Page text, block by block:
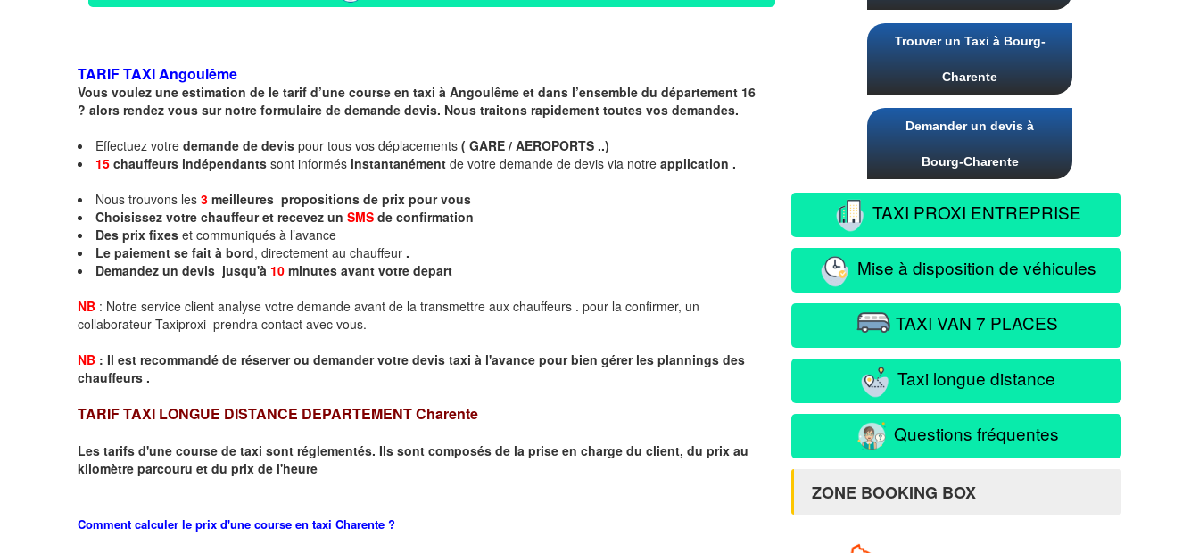
TARIF TAXI Angoulême
Vous voulez une estimation de le tarif d’une course en taxi à Angoulême et dans l’ensemble du département 16
? alors rendez vous sur notre formulaire de demande devis. Nous traitons rapidement toutes vos demandes.
Effectuez votre demande de devis pour tous vos déplacements ( GARE / AEROPORTS ..)
15 chauffeurs indépendants sont informés instantanément de votre demande de devis via notre application .
Nous trouvons les 3 meilleures propositions de prix pour vous
Choisissez votre chauffeur et recevez un SMS de confirmation
Des prix fixes et communiqués à l’avance
Le paiement se fait à bord, directement au chauffeur .
Demandez un devis jusqu'à 10 minutes avant votre depart
NB : Notre service client analyse votre demande avant de la transmettre aux chauffeurs . pour la confirmer, un
collaborateur Taxiproxi prendra contact avec vous.
NB : Il est recommandé de réserverou demandervotre devis taxi à l'avance pour bien gérer les plannings des
chauffeurs .
TARIF TAXI LONGUE DISTANCE DEPARTEMENTCharente
Les tarifs d'une course de taxi sont réglementés. Ils sont composés de la prise en charge du client, du prix au
kilomètre parcouru et du prix de l'heure
Comment calculer le prix d'une course en taxi Charente ?
Trouver un Taxi à Bourg-
Charente
Demander un devis à
Bourg-Charente
TAXI PROXI ENTREPRISE
Mise à disposition de véhicules
TAXI VAN 7 PLACES
Taxi longue distance
Questions fréquentes
ZONE BOOKING BOX